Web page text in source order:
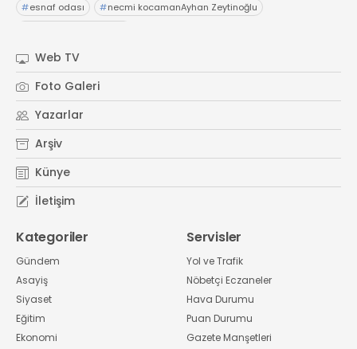
#esnaf odası #necmi kocamanAyhan Zeytinoğlu
Web TV
Foto Galeri
Yazarlar
Arşiv
Künye
İletişim
Kategoriler
Gündem
Asayiş
Siyaset
Eğitim
Ekonomi
Servisler
Yol ve Trafik
Nöbetçi Eczaneler
Hava Durumu
Puan Durumu
Gazete Manşetleri